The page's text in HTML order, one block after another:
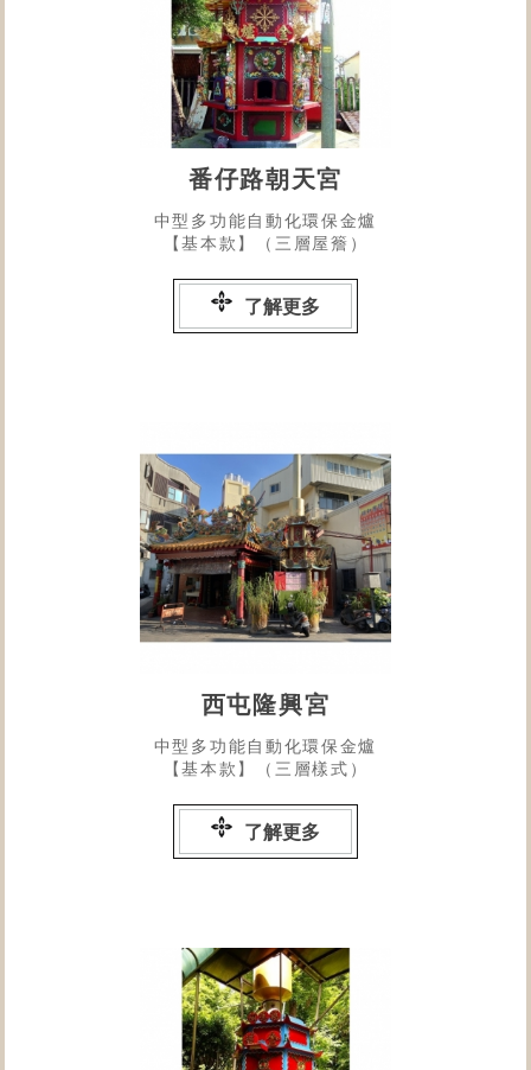
番仔路朝天宮
中型多功能自動化環保金爐
【基本款】（三層屋簷）
了解更多
西屯隆興宮
中型多功能自動化環保金爐
【基本款】（三層樣式）
了解更多